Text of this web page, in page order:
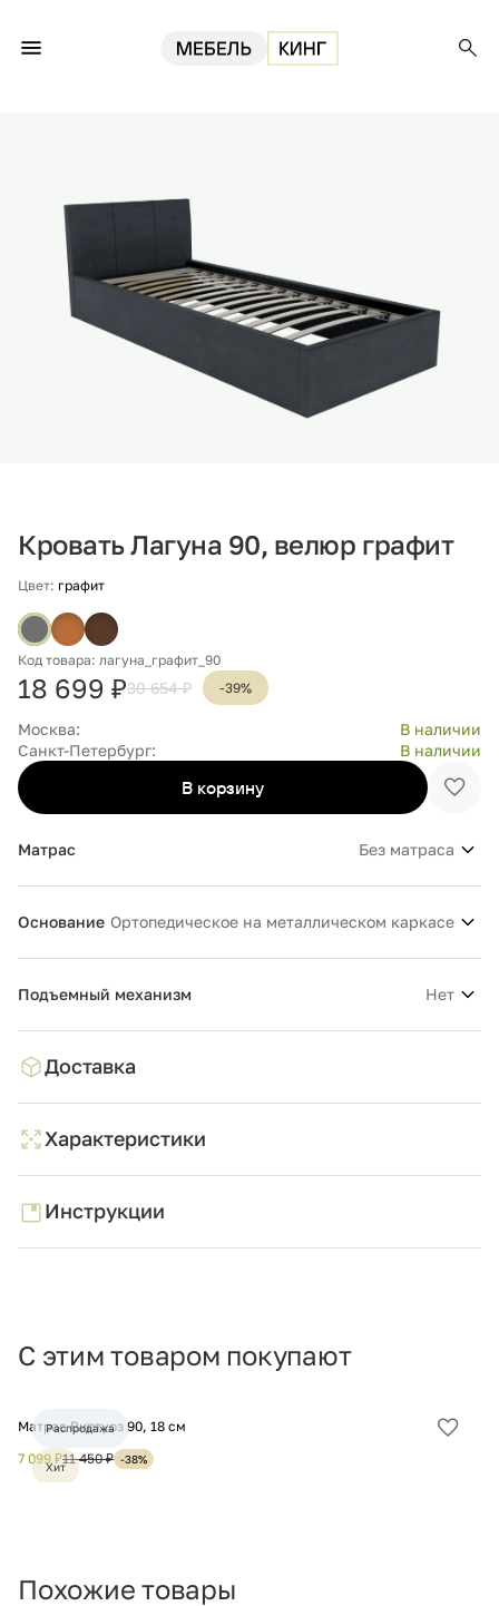
Кровать Лагуна 90, велюр графит
Цвет: графит
Код товара: лагуна_графит_90
18 699 ₽30 654 ₽ -39%
Москва:
В наличии
Санкт-Петербург:
В наличии
В корзину
Матрас Без матраса
Основание Ортопедическое на металлическом каркасе
Подъемный механизм Нет
Доставка
Характеристики
Инструкции
С этим товаром покупают
Матрас Виртуоз 90, 18 см
7 099 ₽11 450 ₽ -38%
Распродажа
Хит
Похожие товары